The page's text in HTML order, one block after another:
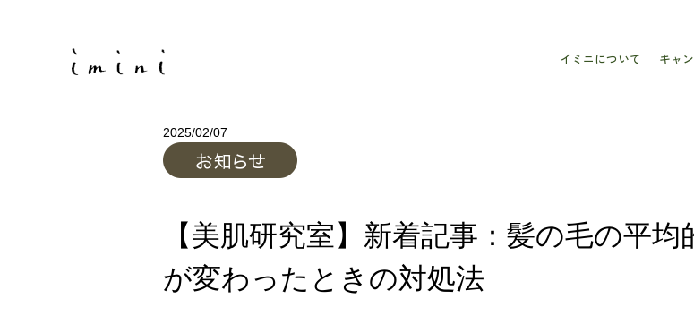
イミニについて キャ
2025/02/07
【美肌研究室】新着記事：髪の毛の平
が変わったときの対処法